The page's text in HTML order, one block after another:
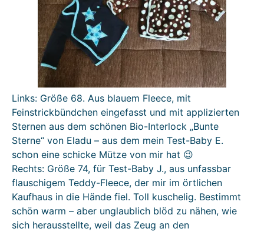
Links: Größe 68. Aus blauem Fleece, mit
Feinstrickbündchen eingefasst und mit applizierten
Sternen aus dem schönen Bio-Interlock „Bunte
Sterne“ von Eladu – aus dem mein Test-Baby E.
schon eine schicke Mütze von mir hat 😉
Rechts: Größe 74, für Test-Baby J., aus unfassbar
flauschigem Teddy-Fleece, der mir im örtlichen
Kaufhaus in die Hände fiel. Toll kuschelig. Bestimmt
schön warm – aber unglaublich blöd zu nähen, wie
sich herausstellte, weil das Zeug an den